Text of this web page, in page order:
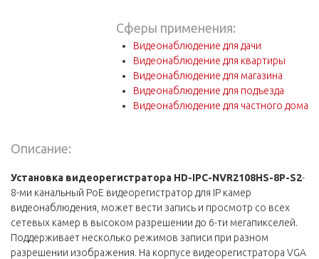
Сферы применения:
Видеонаблюдение для дачи
Видеонаблюдение для квартиры
Видеонаблюдение для магазина
Видеонаблюдение для подъезда
Видеонаблюдение для частного дома
Описание:
Установка видеорегистратора HD-IPC-NVR2108HS-8P-S2-
8-ми канальный РоЕ видеорегистратор для IP камер
видеонаблюдения, может вести запись и просмотр со всех
сетевых камер в высоком разрешении до 6-ти мегапикселей.
Поддерживает несколько режимов записи при разном
разрешении изображения. На корпусе видеорегистратора VGA